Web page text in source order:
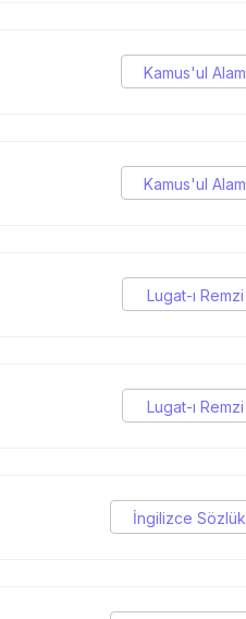
Kamus'ul Alam
Kamus'ul Alam
Lugat-ı Remzi
Lugat-ı Remzi
İngilizce Sözlük